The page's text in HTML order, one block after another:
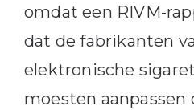
omdat een RIVM-
dat de fabrikanten
elektronische
moesten aanpassen